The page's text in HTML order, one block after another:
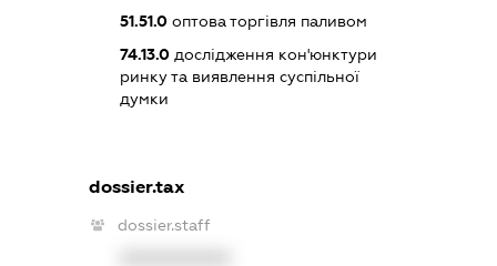
51.51.0 оптова торгівля паливом
74.13.0 дослідження кон'юнктури
ринку та виявлення суспільної
думки
dossier.tax
dossier.staff